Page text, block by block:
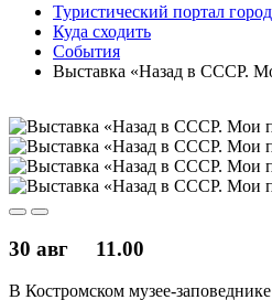
Туристический портал
Куда сходить
События
Выставка «Назад в СССР.
30 авг 11.00
В Костромском музее-